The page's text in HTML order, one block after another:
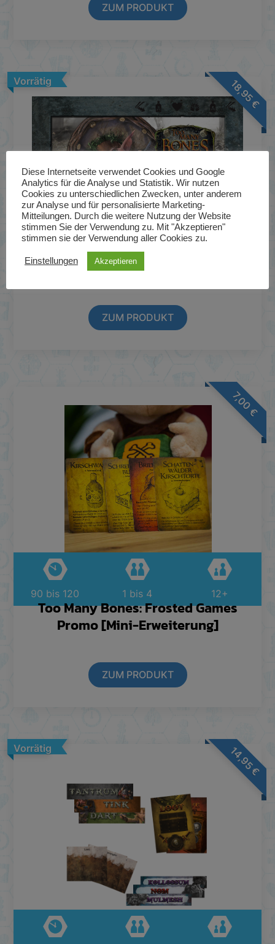
ZUM PRODUKT
Too Many Bones: Das Gearloc-
Kind
ZUM PRODUKT
18,95
€
Vorrätig
Too Many Bones: Frosted Games
Promo [Mini-Erweiterung]
ZUM PRODUKT
90 bis 120 1 bis 4 12+
7,00
€
14,95
€
Vorrätig
Diese Internetseite verwendet Cookies und Google
Analytics für die Analyse und Statistik. Wir nutzen
Cookies zu unterschiedlichen Zwecken, unter anderem
zur Analyse und für personalisierte Marketing-
Mitteilungen. Durch die weitere Nutzung der Website
stimmen Sie der Verwendung zu. Mit "Akzeptieren"
stimmen sie der Verwendung aller Cookies zu.
Einstellungen Akzeptieren